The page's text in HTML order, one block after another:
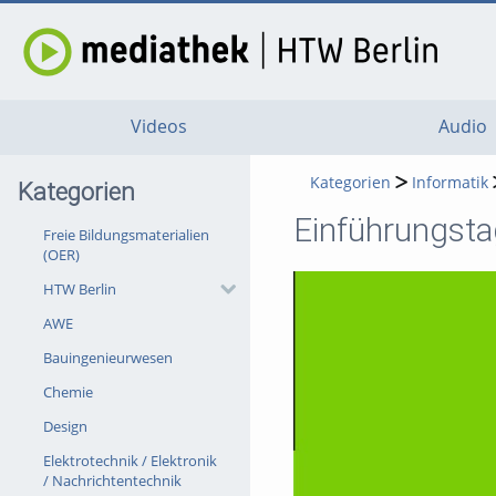
Videos Audio
Kategorien
Freie Bildungsmaterialien
(OER)
HTW Berlin
AWE
Bauingenieurwesen
Chemie
Design
Elektrotechnik / Elektronik
/ Nachrichtentechnik
Kategorien Informatik